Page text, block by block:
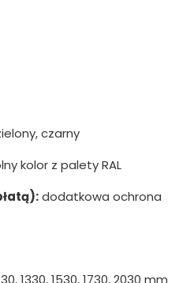
czarny
kolor z palety RAL
dodatkowa ochrona
1330, 1530, 1730, 2030 mm